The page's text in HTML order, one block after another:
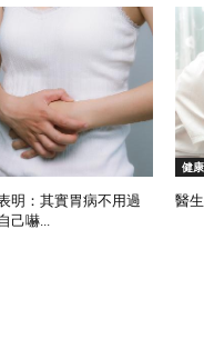
明：其實胃病不用過
己嚇...
健
醫